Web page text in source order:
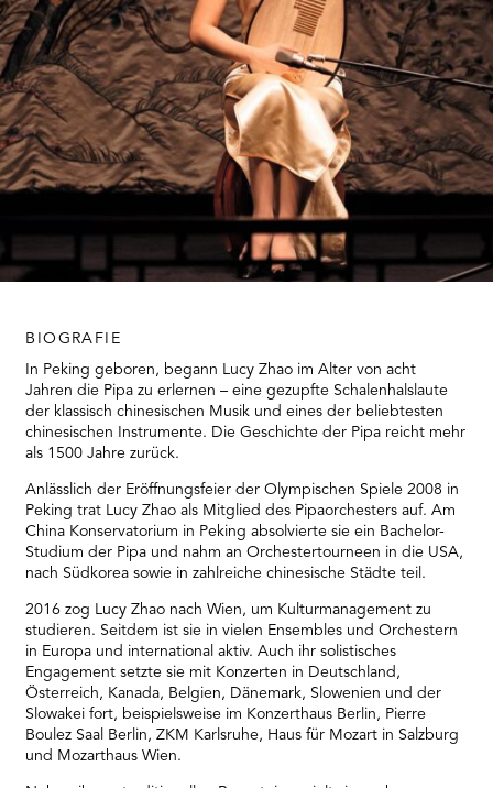
BIOGRAFIE
In Peking geboren, begann Lucy Zhao im Alter von acht
Jahren die Pipa zu erlernen – eine gezupfte Schalenhalslaute
der klassisch chinesischen Musik und eines der beliebtesten
chinesischen Instrumente. Die Geschichte der Pipa reicht mehr
als 1500 Jahre zurück.
Anlässlich der Eröffnungsfeier der Olympischen Spiele 2008 in
Peking trat Lucy Zhao als Mitglied des Pipaorchesters auf. Am
China Konservatorium in Peking absolvierte sie ein Bachelor-
Studium der Pipa und nahm an Orchestertourneen in die USA,
nach Südkorea sowie in zahlreiche chinesische Städte teil.
2016 zog Lucy Zhao nach Wien, um Kulturmanagement zu
studieren. Seitdem ist sie in vielen Ensembles und Orchestern
in Europa und international aktiv. Auch ihr solistisches
Engagement setzte sie mit Konzerten in Deutschland,
Österreich, Kanada, Belgien, Dänemark, Slowenien und der
Slowakei fort, beispielsweise im Konzerthaus Berlin, Pierre
Boulez Saal Berlin, ZKM Karlsruhe, Haus für Mozart in Salzburg
und Mozarthaus Wien.